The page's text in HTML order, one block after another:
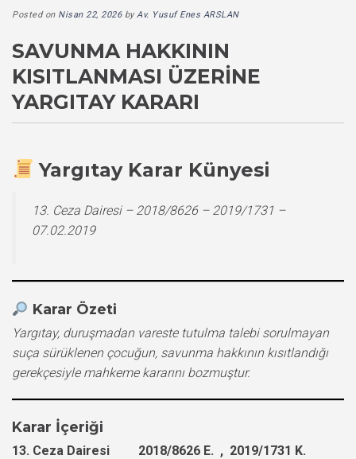
Posted on Nisan 22, 2026byAv. Yusuf Enes ARSLAN
SAVUNMA HAKKININ
KISITLANMASI ÜZERINE
YARGITAY KARARI
Yargıtay Karar Künyesi
13. Ceza Dairesi – 2018/8626 – 2019/1731 –
07.02.2019
Karar Özeti
Yargıtay, duruşmadan vareste tutulma talebi sorulmayan
suça sürüklenen çocuğun, savunma hakkının kısıtlandığı
gerekçesiyle mahkeme kararını bozmuştur.
Karar İçeriği
13. Ceza Dairesi 2018/8626 E. , 2019/1731 K.